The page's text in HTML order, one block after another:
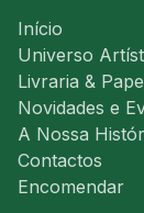
Início
Universo
Livraria &
Novidades e
A Nossa
Contactos
Encomendar